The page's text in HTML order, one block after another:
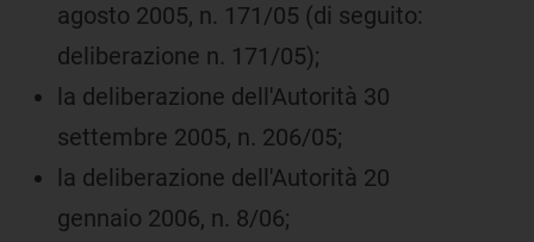
agosto 2005, n. 171/05 (di seguito:
deliberazione n. 171/05);
la deliberazione dell'Autorità 30
settembre 2005, n. 206/05;
la deliberazione dell'Autorità 20
gennaio 2006, n. 8/06;